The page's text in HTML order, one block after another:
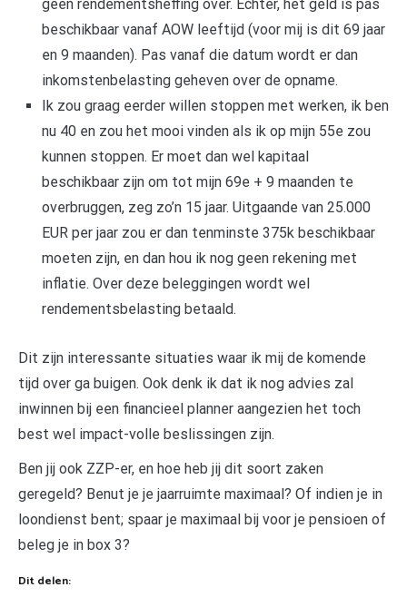
geen rendementsheffing over. Echter, het geld is pas
beschikbaar vanaf AOW leeftijd (voor mij is dit 69 jaar
en 9 maanden). Pas vanaf die datum wordt er dan
inkomstenbelasting geheven over de opname.
Ik zou graag eerder willen stoppen met werken, ik ben
nu 40 en zou het mooi vinden als ik op mijn 55e zou
kunnen stoppen. Er moet dan wel kapitaal
beschikbaar zijn om tot mijn 69e + 9 maanden te
overbruggen, zeg zo’n 15 jaar. Uitgaande van 25.000
EUR per jaar zou er dan tenminste 375k beschikbaar
moeten zijn, en dan hou ik nog geen rekening met
inflatie. Over deze beleggingen wordt wel
rendementsbelasting betaald.
Dit zijn interessante situaties waar ik mij de komende
tijd over ga buigen. Ook denk ik dat ik nog advies zal
inwinnen bij een financieel planner aangezien het toch
best wel impact-volle beslissingen zijn.
Ben jij ook ZZP-er, en hoe heb jij dit soort zaken
geregeld? Benut je je jaarruimte maximaal? Of indien je in
loondienst bent; spaar je maximaal bij voor je pensioen of
beleg je in box 3?
Dit delen: